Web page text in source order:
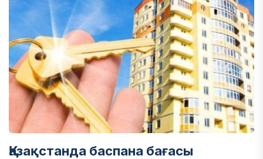
Қазақстанда баспана бағасы